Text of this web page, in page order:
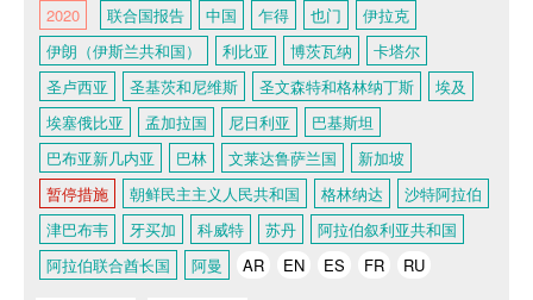
2020 联合国报告 中国 乍得 也门
伊拉克
伊朗（伊斯兰共和国）
利比亚 博茨瓦纳
卡塔尔
圣卢西亚
圣基茨和尼维斯 圣文森特和格林纳丁斯
埃及
埃塞俄比亚
孟加拉国 尼日利亚
巴基斯坦
巴布亚新几内亚
巴林 文莱达鲁萨兰国
新加坡
暂停措施
朝鲜民主主义人民共和国 格林纳达
沙特阿拉伯
津巴布韦
牙买加 科威特 苏丹
阿拉伯叙利亚共和国
阿拉伯联合酋长国
阿曼 AR EN ES FR RU